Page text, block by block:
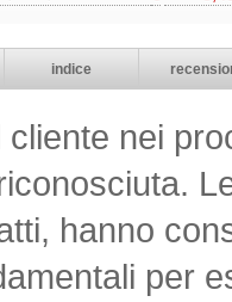
indice
nei
hanno
per